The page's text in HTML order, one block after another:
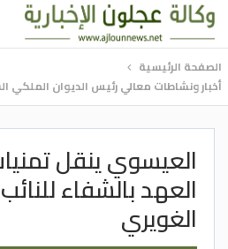
الصفحة الرئيسية
أخبار ونشاطات معالي رئيس الديوان
العيسوي ينقل
العهد بالشفاء
الغويري